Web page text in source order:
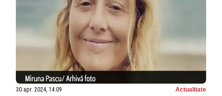
30 apr. 2024, 14:09 Actualitate